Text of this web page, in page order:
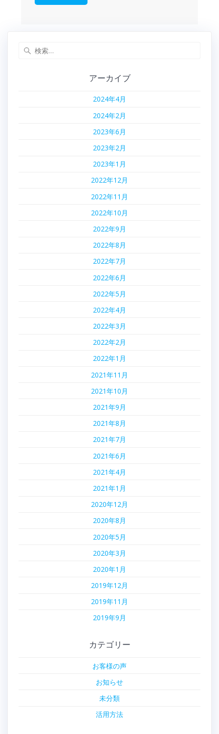
アーカイブ
2024年4月
2024年2月
2023年6月
2023年2月
2023年1月
2022年12月
2022年11月
2022年10月
2022年9月
2022年8月
2022年7月
2022年6月
2022年5月
2022年4月
2022年3月
2022年2月
2022年1月
2021年11月
2021年10月
2021年9月
2021年8月
2021年7月
2021年6月
2021年4月
2021年1月
2020年12月
2020年8月
2020年5月
2020年3月
2020年1月
2019年12月
2019年11月
2019年9月
カテゴリー
お客様の声
お知らせ
未分類
活用方法